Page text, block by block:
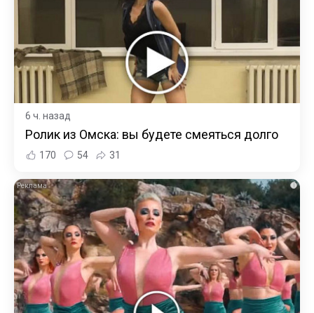
6 ч. назад
Ролик из Омска: вы будете смеяться долго
170 54 31
i